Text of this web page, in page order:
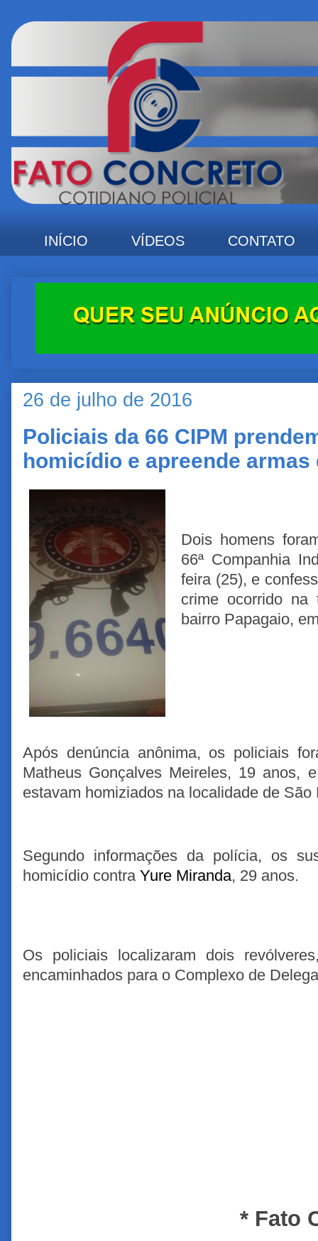
INÍCIO VÍDEOS CONTATO
26 de julho de 2016
Policiais da 66 CIPM
homicídio e apreende armas
Dois homens
66ª Companhia
feira (25), e
crime ocorrido na
bairro Papagaio,
Após denúncia anônima, os policiais
Matheus Gonçalves Meireles, 19 anos,
estavam homiziados na localidade de
Segundo informações da polícia, os
homicídio contra Yure Miranda, 29 anos.
Os policiais localizaram dois
encaminhados para o Complexo de
* Fato